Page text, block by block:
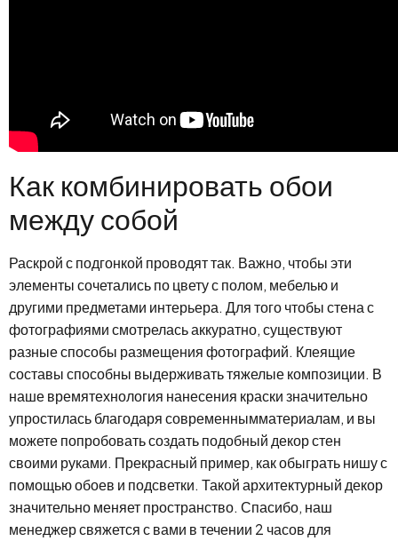
Как комбинировать обои
между собой
Раскрой с подгонкой проводят так. Важно, чтобы эти
элементы сочетались по цвету с полом, мебелью и
другими предметами интерьера. Для того чтобы стена с
фотографиями смотрелась аккуратно, существуют
разные способы размещения фотографий. Клеящие
составы способны выдерживать тяжелые композиции. В
наше времятехнология нанесения краски значительно
упростилась благодаря современнымматериалам, и вы
можете попробовать создать подобный декор стен
своими руками. Прекрасный пример, как обыграть нишу с
помощью обоев и подсветки. Такой архитектурный декор
значительно меняет пространство. Спасибо, наш
менеджер свяжется с вами в течении 2 часов для